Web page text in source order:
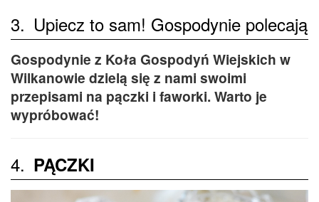
3. Upiecz to sam! Gospodynie polecają
Gospodynie z Koła Gospodyń Wiejskich w
Wilkanowie dzielą się z nami swoimi
przepisami na pączki i faworki. Warto je
wypróbować!
4. PĄCZKI